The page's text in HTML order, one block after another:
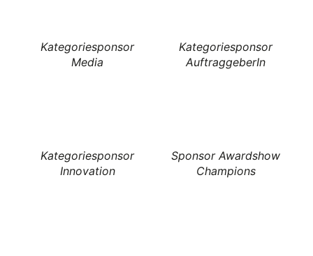
Kategoriesponsor
Media
Kategoriesponsor
AuftraggeberIn
Kategoriesponsor
Innovation
Sponsor Awardshow
Champions